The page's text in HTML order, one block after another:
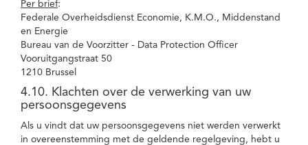
Per brief:
Federale Overheidsdienst Economie, K.M.O., Middenstand
en Energie
Bureau van de Voorzitter - Data Protection Officer
Vooruitgangstraat 50
1210 Brussel
4.10. Klachten over de verwerking van uw
persoonsgegevens
Als u vindt dat uw persoonsgegevens niet werden verwerkt
in overeenstemming met de geldende regelgeving, hebt u